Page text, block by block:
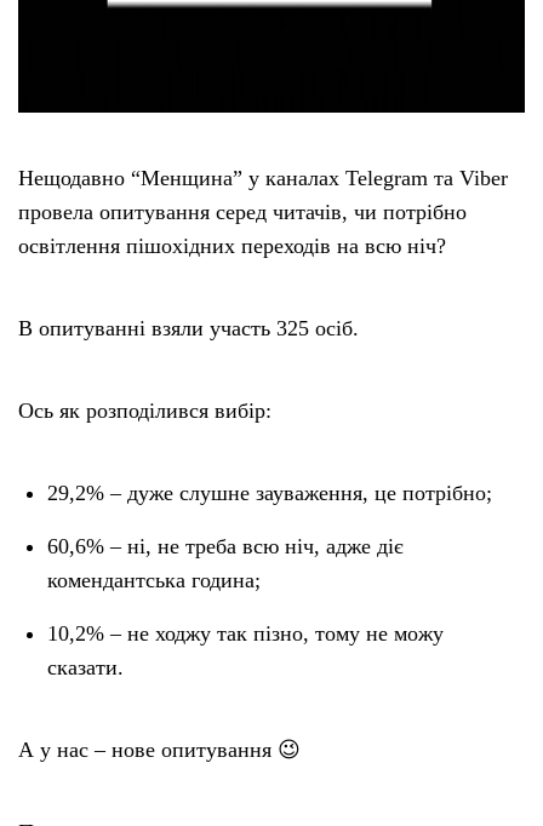
Нещодавно “Менщина” у каналах Telegram та Viber
провела опитування серед читачів, чи потрібно
освітлення пішохідних переходів на всю ніч?
В опитуванні взяли участь 325 осіб.
Ось як розподілився вибір:
29,2% – дуже слушне зауваження, це потрібно;
60,6% – ні, не треба всю ніч, адже діє
комендантська година;
10,2% – не ходжу так пізно, тому не можу
сказати.
А у нас – нове опитування 😉